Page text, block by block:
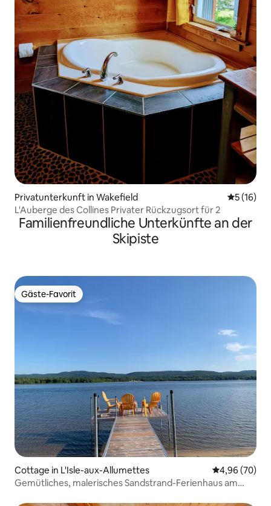
Privatunterkunft in Wakefield
5 (16)
L'Auberge des Collines Privater Rückzugsort für 2
Familienfreundliche Unterkünfte an der
Skipiste
Gäste-Favorit
Gäste-Favorit
Cottage in L'Isle-aux-Allumettes
4,96 (70)
Gemütliches, malerisches Sandstrand-Ferienhaus am